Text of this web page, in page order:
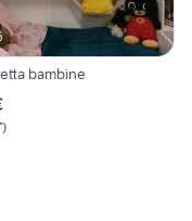
bambine
)